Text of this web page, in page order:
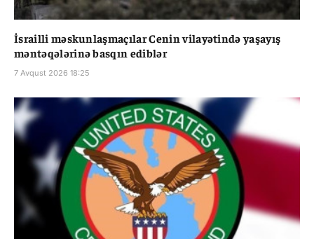
İsrailli məskunlaşmaçılar Cenin vilayətində yaşayış
məntəqələrinə basqın ediblər
7 Avqust 2026 18:25